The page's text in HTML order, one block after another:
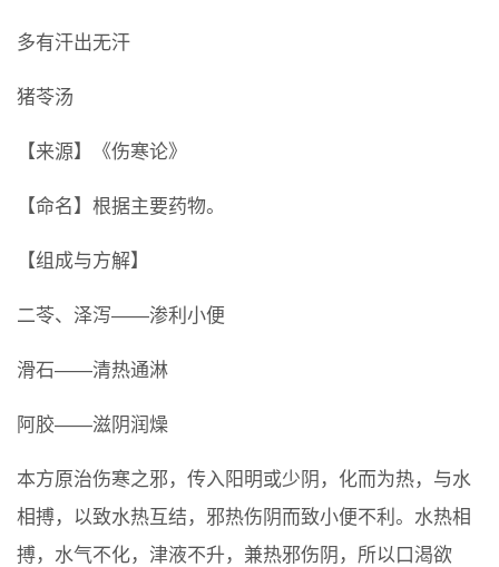
多有汗出无汗
猪苓汤
【来源】《伤寒论》
【命名】根据主要药物。
【组成与方解】
二苓、泽泻――渗利小便
滑石――清热通淋
阿胶――滋阴润燥
本方原治伤寒之邪，传入阳明或少阴，化而为热，与水
相搏，以致水热互结，邪热伤阴而致小便不利。水热相
搏，水气不化，津液不升，兼热邪伤阴，所以口渴欲